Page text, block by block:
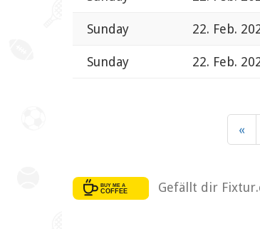
Sunday 22. Feb.
Sunday 22. Feb.
«
Gefällt dir